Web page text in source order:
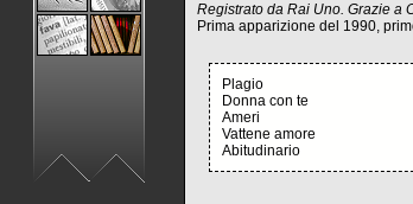
Registrato da Rai Uno. Grazie a
Prima apparizione del 1990,
Plagio
Donna con te
Ameri
Vattene amore
Abitudinario